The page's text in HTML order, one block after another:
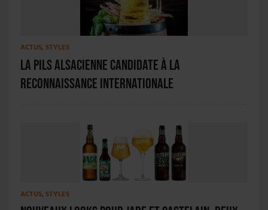
ACTUS, STYLES
La Pils Alsacienne candidate à la
reconnaissance internationale
ACTUS, STYLES